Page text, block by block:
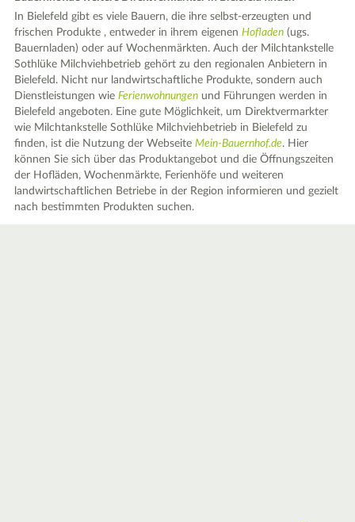
In Bielefeld gibt es viele Bauern, die ihre selbst-erzeugten und
frischen Produkte , entweder in ihrem eigenenHofladen (ugs.
Bauernladen) oder auf Wochenmärkten. Auch der Milchtankstelle
Sothlüke Milchviehbetrieb gehört zu den regionalen Anbietern in
Bielefeld. Nicht nur landwirtschaftliche Produkte, sondern auch
Dienstleistungen wieFerienwohnungen und Führungen werden in
Bielefeld angeboten. Eine gute Möglichkeit, um Direktvermarkter
wie Milchtankstelle Sothlüke Milchviehbetrieb in Bielefeld zu
finden, ist die Nutzung der WebseiteMein-Bauernhof.de. Hier
können Sie sich über das Produktangebot und die Öffnungszeiten
der Hofläden, Wochenmärkte, Ferienhöfe und weiteren
landwirtschaftlichen Betriebe in der Region informieren und gezielt
nach bestimmten Produkten suchen.